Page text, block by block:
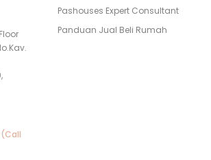
Pashouses Expert Consultant
Panduan Jual Beli Rumah